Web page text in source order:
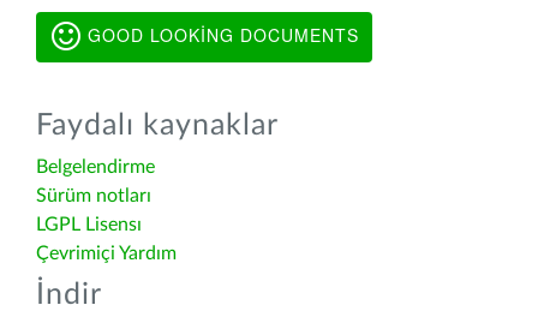
GOOD LOOKING DOCUMENTS
Faydalı kaynaklar
Belgelendirme
Sürüm notları
LGPL Lisensı
Çevrimiçi Yardım
İndir